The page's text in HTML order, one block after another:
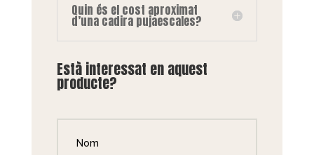
Quin és el cost aproximat
d’una cadira pujaescales?
Està interessat en aquest
producte?